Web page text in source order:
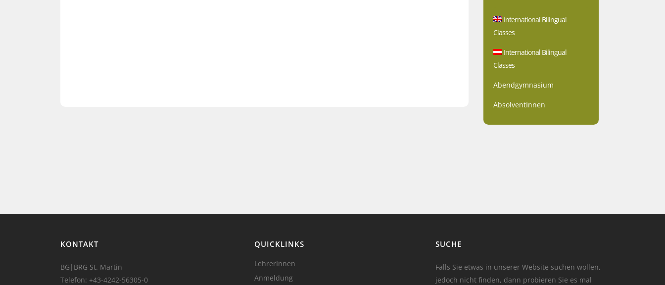
International Bilingual
Classes
International Bilingual
Classes
Abendgymnasium
AbsolventInnen
KONTAKT
BG|BRG St. Martin
Telefon: +43-4242-56305-0
QUICKLINKS
LehrerInnen
Anmeldung
SUCHE
Falls Sie etwas in unserer Website suchen wollen,
jedoch nicht finden, dann probieren Sie es mal